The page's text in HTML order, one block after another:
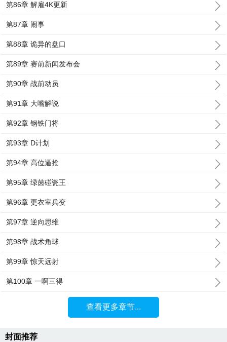
第86章 解雇4K更新
第87章 闹事
第88章 诡异的盘口
第89章 赛前新闻发布会
第90章 战前动员
第91章 大嘴解说
第92章 钢铁门将
第93章 D计划
第94章 高位逼抢
第95章 绿茵碰瓷王
第96章 更衣室兵变
第97章 逆向思维
第98章 战术角球
第99章 惊天远射
第100章 一啊三得
查看更多章节...
封面推荐